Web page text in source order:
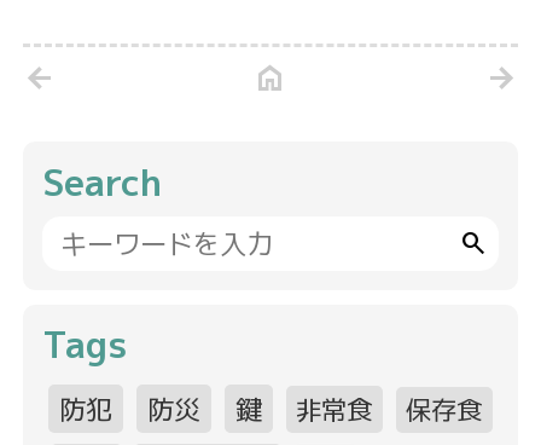
arrow_back home arrow_forward
Search
search
Tags
防犯 防災 鍵 非常食
保存食